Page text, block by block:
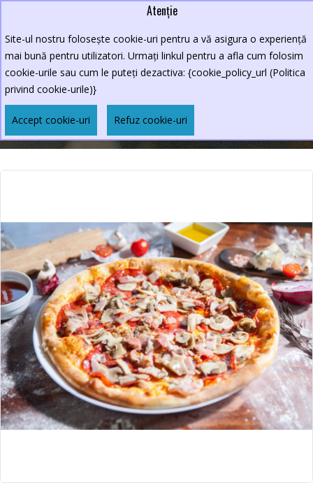
Atenție
Site-ul nostru folosește cookie-uri pentru a vă asigura o experiență
mai bună pentru utilizatori. Urmați linkul pentru a afla cum folosim
cookie-urile sau cum le puteți dezactiva: {cookie_policy_url (Politica
privind cookie-urile)}
Accept cookie-uri Refuz cookie-uri
0264.590213
New Croco
PIZZA BERSAGLIERA